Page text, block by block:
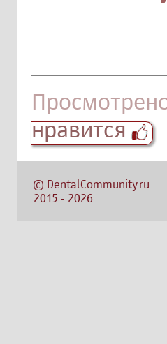
нравится
© DentalCommunity.ru
2015 - 2026